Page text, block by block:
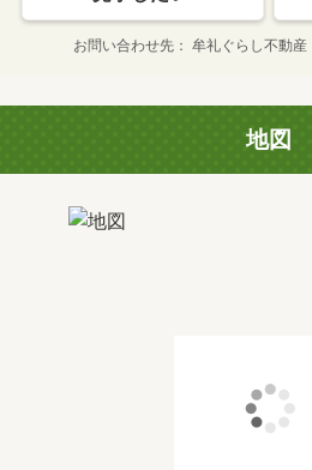
お問い合わせ先 牟礼ぐらし不動
地図